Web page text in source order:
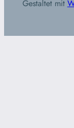
Gestaltet mit